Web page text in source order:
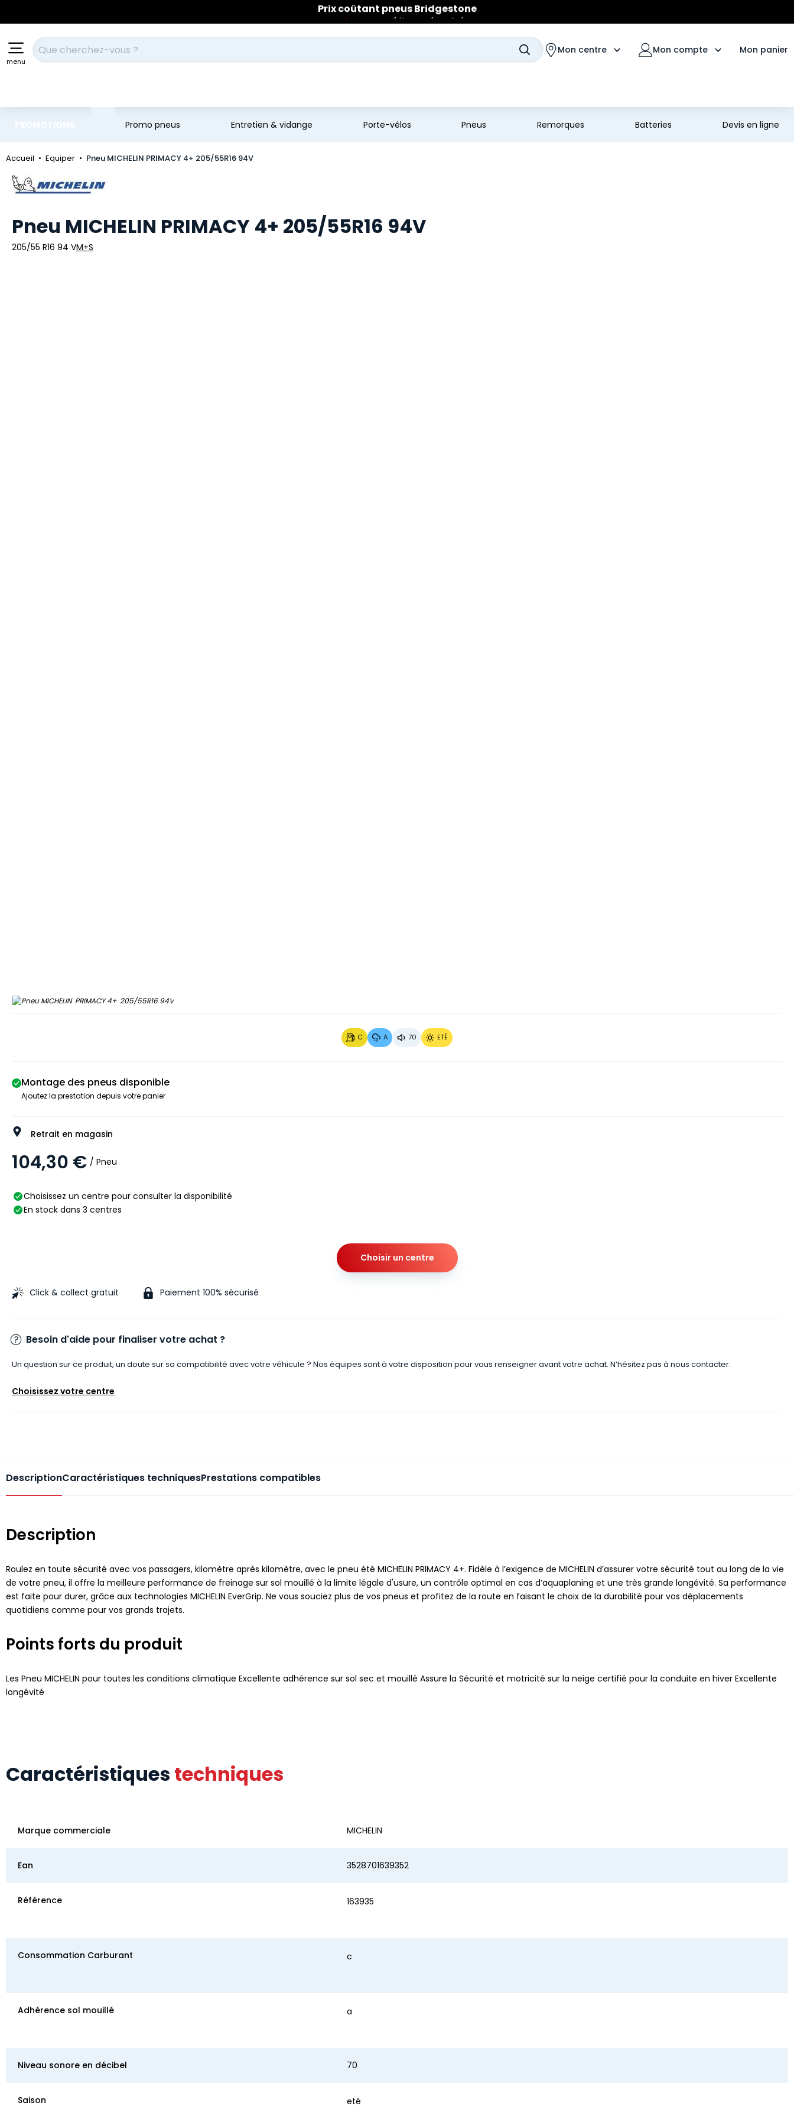
🔥Extincteur :réflexe sécurité🔥
Jusqu'à 120€ rembourséssur les pneus Bridgestone
menu
Votre recherche Mon centre Mon compte Mon panier
Promo pneus Entretien & vidange Porte-vélos Pneus Remorques Batteries Devis en ligne
Accueil Equiper Pneu MICHELIN PRIMACY 4+ 205/55R16 94V
Marque
Pneu MICHELIN PRIMACY 4+ 205/55R16 94V
205/55 R16 94 VM+S
C A 70 ETÉ
Montage des pneus disponible
Ajoutez la prestation depuis votre panier
Retrait en magasin
104,30 € / Pneu
Choisissez un centre pour consulter la disponibilité
En stock dans 3 centres
Choisir un centre
Click & collect gratuit Paiement 100% sécurisé
Besoin d'aide pour finaliser votre achat ?
Un question sur ce produit, un doute sur sa compatibilité avec votre véhicule ? Nos équipes sont à votre disposition pour vous renseigner avant votre achat. N’hésitez pas à nous contacter.
Choisissez votre centre
DescriptionCaractéristiques techniquesPrestations compatibles
Description
Roulez en toute sécurité avec vos passagers, kilomètre après kilomètre, avec le pneu été MICHELIN PRIMACY 4+. Fidèle à l’exigence de MICHELIN d’assurer votre sécurité tout au long de la vie
de votre pneu, il offre la meilleure performance de freinage sur sol mouillé à la limite légale d'usure, un contrôle optimal en cas d’aquaplaning et une très grande longévité. Sa performance
est faite pour durer, grâce aux technologies MICHELIN EverGrip. Ne vous souciez plus de vos pneus et profitez de la route en faisant le choix de la durabilité pour vos déplacements
quotidiens comme pour vos grands trajets.
Points forts du produit
Les Pneu MICHELIN pour toutes les conditions climatique Excellente adhérence sur sol sec et mouillé Assure la Sécurité et motricité sur la neige certifié pour la conduite en hiver Excellente
longévité
Caractéristiques techniques
Marque commerciale MICHELIN
Ean 3528701639352
Référence 163935
Consommation Carburant c
Adhérence sol mouillé a
Niveau sonore en décibel 70
Saison eté